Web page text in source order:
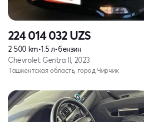
224 014 032 UZS
2 500 km•1.5 л•бензин
Chevrolet Gentra II, 2023
Ташкентская область, город Чирчик